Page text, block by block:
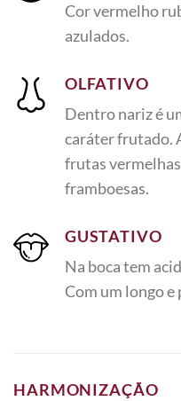
Cor vermelho
azulados.
OLFATIVO
Dentronariz é
caráter frutado.
frutas
framboesas.
GUSTATIVO
Na boca tem
Com um longo
HARMONIZAÇÃO